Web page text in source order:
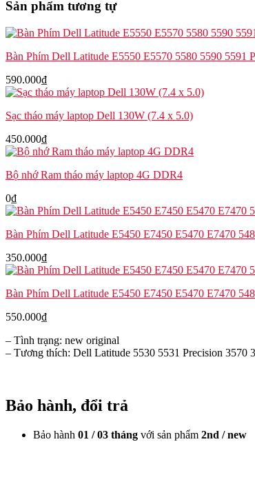
Latitude
5531
3570
lượng
Sản phẩm tương tự
Bàn Phím Dell Latitude E5550 E5570 5580 5590 5591
590.000₫
Sạc tháo máy laptop Dell 130W (7.4 x 5.0)
450.000₫
Bộ nhớ Ram tháo máy laptop 4G DDR4
0₫
Bàn Phím Dell Latitude E5450 E7450 E5470 E7470
350.000₫
Bàn Phím Dell Latitude E5450 E7450 E5470 E7470
550.000₫
– Tình trạng: new original
– Tương thích: Dell Latitude 5530 5531 Precision 3570
Bảo hành, đổi trả
Bảo hành 01 / 03 tháng với sản phẩm 2nd / new